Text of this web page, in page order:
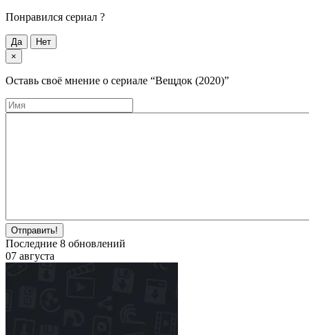
Понравился cериал ?
Да
Нет
×
Оставь своё мнение о cериале “Вещдок (2020)”
Отправить!
Последние 8 обновлений
07 августа